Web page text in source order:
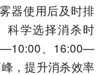
器使用后及时排
科学选择消杀时
、16:00—
，提升消杀效率